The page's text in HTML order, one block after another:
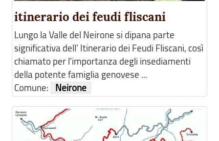
itinerario dei feudi fliscani
Lungo la Valle del Neirone si dipana parte
significativa dell' Itinerario dei Feudi Fliscani, così
chiamato per l'importanza degli insediamenti
della potente famiglia genovese ...
Comune:
Neirone